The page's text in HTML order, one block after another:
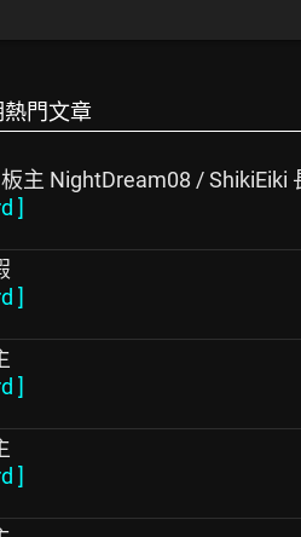
熱門文章
主 NightDream08 / ShikiEiki
]
]
]
]